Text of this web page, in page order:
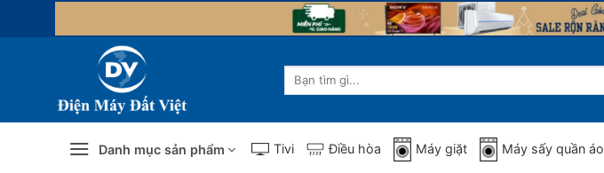
Tìm
kiếm:
Danh mục sản phẩm Tivi Điều hòa Máy giặt Máy sấy quần áo